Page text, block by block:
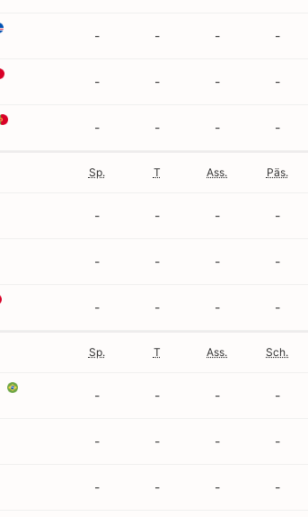
- - - -
- - - -
- - - -
Sp. T Ass. Päs.
- - - -
- - - -
- - - -
Sp. T Ass. Sch.
- - - -
- - - -
- - - -